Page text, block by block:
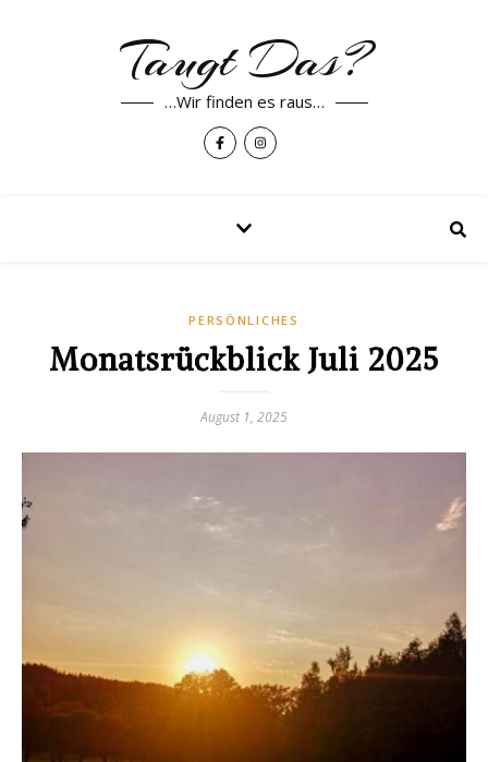
Taugt Das?
…Wir finden es raus…
PERSÖNLICHES
Monatsrückblick Juli 2025
August 1, 2025